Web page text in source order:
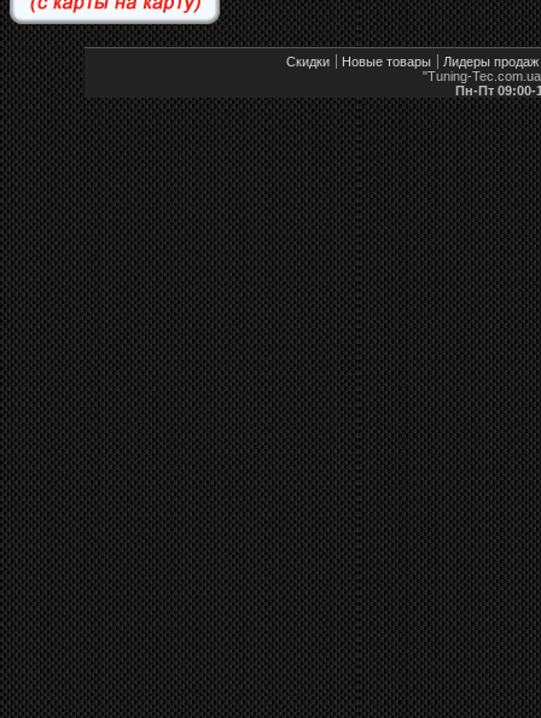
Скидки Новые товары
Лидеры продаж
"Tuning-
Пн-Пт 09:00-